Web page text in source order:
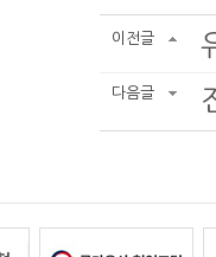
이전글
다음글